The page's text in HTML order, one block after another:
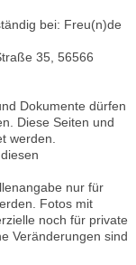
bei: Freu(n)de
35, 56566
Dokumente dürfen
Diese Seiten und
werden.
nur für
Fotos mit
noch für private
Veränderungen sind